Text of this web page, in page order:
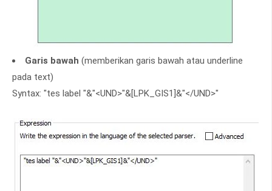
Garis bawah (memberikan garis bawah atau underline
pada text)
Syntax: "tes label "&"<UND>"&[LPK_GIS1]&"</UND>"